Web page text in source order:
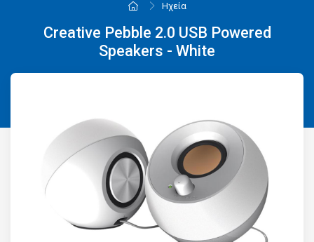
Ηχεία
Creative Pebble 2.0 USB Powered
Speakers - White